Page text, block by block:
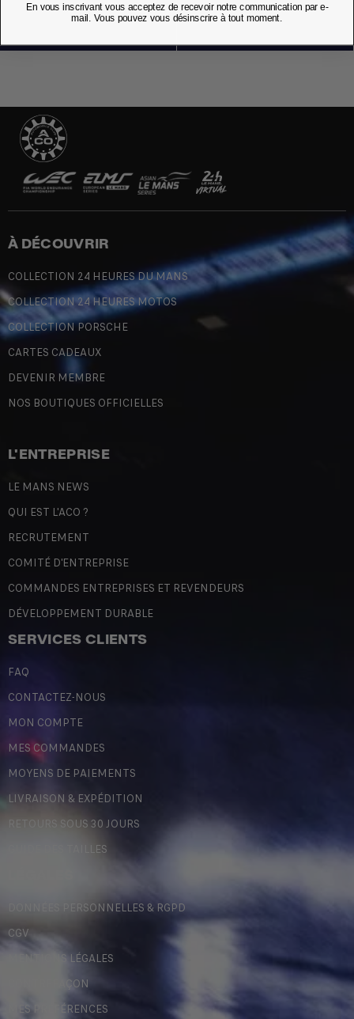
À DÉCOUVRIR
COLLECTION 24 HEURES DU MANS
COLLECTION 24 HEURES MOTOS
COLLECTION PORSCHE
CARTES CADEAUX
DEVENIR MEMBRE
NOS BOUTIQUES OFFICIELLES
L'ENTREPRISE
LE MANS NEWS
QUI EST L'ACO ?
RECRUTEMENT
COMITÉ D'ENTREPRISE
COMMANDES ENTREPRISES ET REVENDEURS
DÉVELOPPEMENT DURABLE
SERVICES CLIENTS
FAQ
CONTACTEZ-NOUS
MON COMPTE
MES COMMANDES
MOYENS DE PAIEMENTS
LIVRAISON & EXPÉDITION
RETOURS SOUS 30 JOURS
GUIDE DES TAILLES
DONNÉES PERSONNELLES & RGPD
CGV
MENTIONS LÉGALES
CONTREFAÇON
MES PRÉFÉRENCES
En vous inscrivant vous acceptez de recevoir notre communication par e-
mail. Vous pouvez vous désinscrire à tout moment.